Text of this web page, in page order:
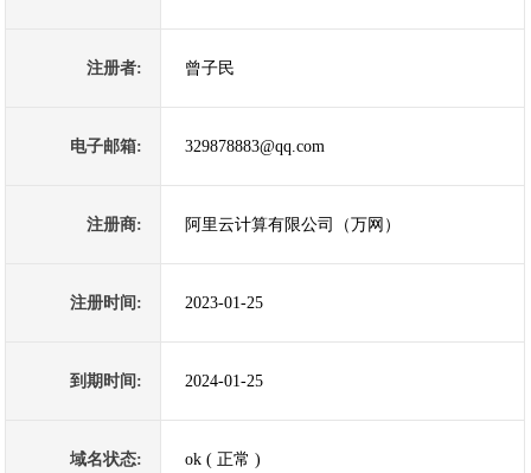
注册者: 曾子民
电子邮箱: 329878883@qq.com
注册商: 阿里云计算有限公司（万网）
注册时间: 2023-01-25
到期时间: 2024-01-25
域名状态: ok ( 正常 )